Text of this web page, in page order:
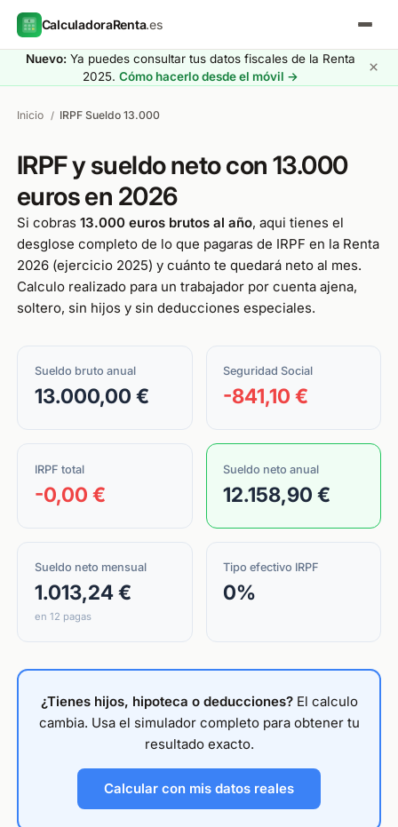
CalculadoraRenta.es
Nuevo: Ya puedes consultar tus datos fiscales de la Renta
2025.Cómo hacerlo desde el móvil → ×
Inicio / IRPF Sueldo 13.000
IRPF y sueldo neto con 13.000
euros en 2026
Si cobras 13.000 euros brutos al año, aqui tienes el
desglose completo de lo que pagaras de IRPF en la Renta
2026 (ejercicio 2025) y cuánto te quedará neto al mes.
Calculo realizado para un trabajador por cuenta ajena,
soltero, sin hijos y sin deducciones especiales.
Sueldo bruto anual
13.000,00 €
Seguridad Social
-841,10 €
IRPF total
-0,00 €
Sueldo neto anual
12.158,90 €
Sueldo neto mensual
1.013,24 €
en 12 pagas
Tipo efectivo IRPF
0%
¿Tienes hijos, hipoteca o deducciones?El calculo
cambia. Usa el simulador completo para obtener tu
resultado exacto.
Calcular con mis datos reales